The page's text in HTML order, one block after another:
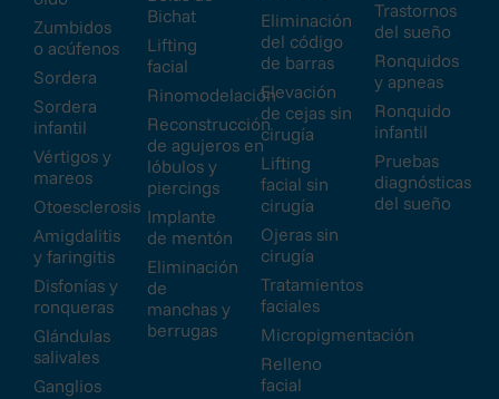
Zumbidos
o acúfenos
Sordera
Sordera
infantil
Vértigos y
mareos
Otoesclerosis
Amigdalitis
y faringitis
Disfonías y
ronqueras
Glándulas
salivales
Ganglios
Bichat
Lifting
facial
Rinomodelación
Reconstrucción
de agujeros en
lóbulos y
piercings
Implante
de mentón
Eliminación
de
manchas y
berrugas
Eliminación
del código
de barras
Elevación
de cejas sin
cirugía
Lifting
facial sin
cirugía
Ojeras sin
cirugía
Tratamientos
faciales
Micropigmentación
Relleno
facial
Trastornos
del sueño
Ronquidos
y apneas
Ronquido
infantil
Pruebas
diagnósticas
del sueño